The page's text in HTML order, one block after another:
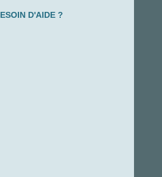
D'AIDE ?